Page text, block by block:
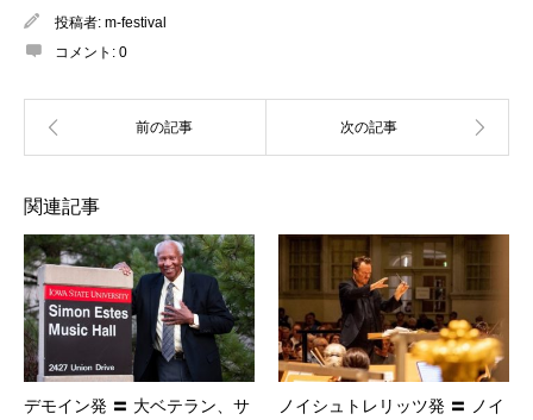
投稿者: m-festival
コメント: 0
関連記事
デモイン発 〓 大ベテラン、サ
ノイシュトレリッツ発 〓 ノイ